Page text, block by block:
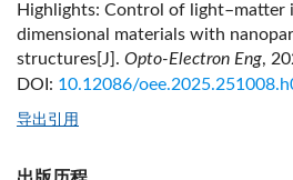
Highlights: Control of
dimensional materials with
structures[J]. Opto-Electron Eng,
DOI: 10.12086/
导出引用